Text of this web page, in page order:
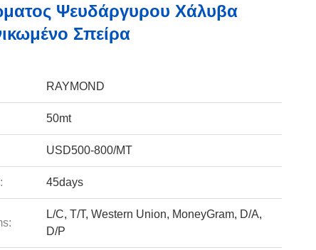
Ψευδάργυρου Χάλυβα
Σπείρα
RAYMOND
50mt
USD500-800/MT
45days
L/C, T/T, Western Union, MoneyGram, D/A,
D/P